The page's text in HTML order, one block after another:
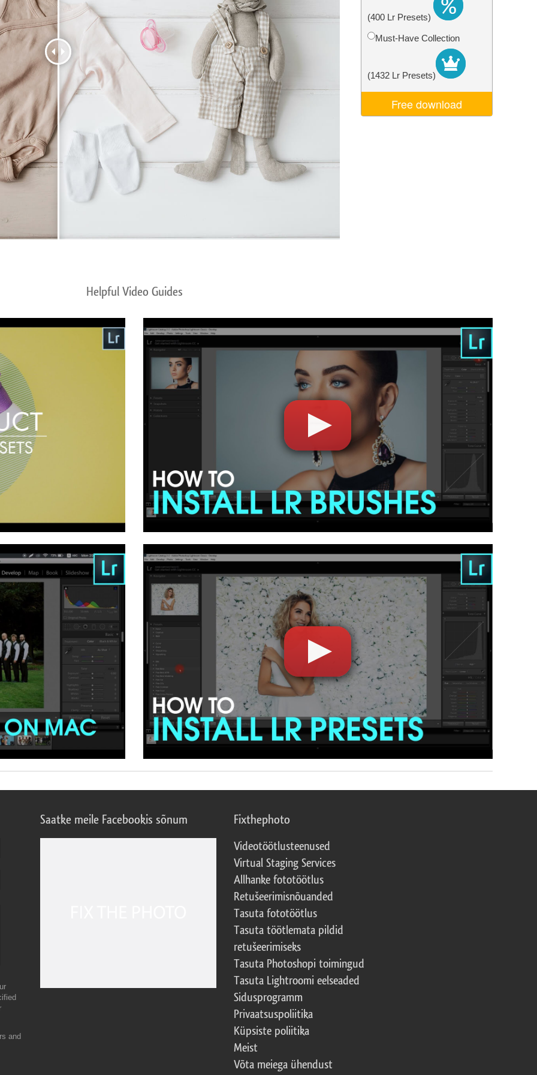
fototöötlus Ehete fotode redigeerimine AI koolitusandmed Video Editing Services(400 Lr Presets)
Must-Have Collection
(1432 Lr Presets)
Free download
Helpful Video Guides
and
Saatke meile Facebookis sõnum Fixthephoto
Videotöötlusteenused
Virtual Staging Services
Allhanke fototöötlus
Retušeerimisnõuanded
Tasuta fototöötlus
Tasuta töötlemata pildid
retušeerimiseks
Tasuta Photoshopi toimingud
Tasuta Lightroomi eelseaded
Sidusprogramm
Privaatsuspoliitika
Küpsiste poliitika
Meist
Võta meiega ühendust